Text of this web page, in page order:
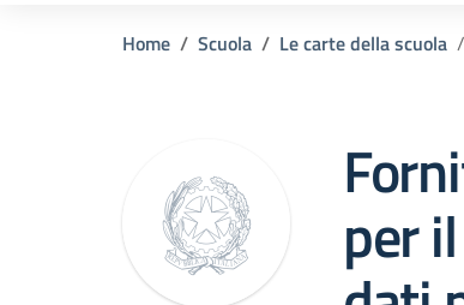
Home Scuola Le carte della scuola
per